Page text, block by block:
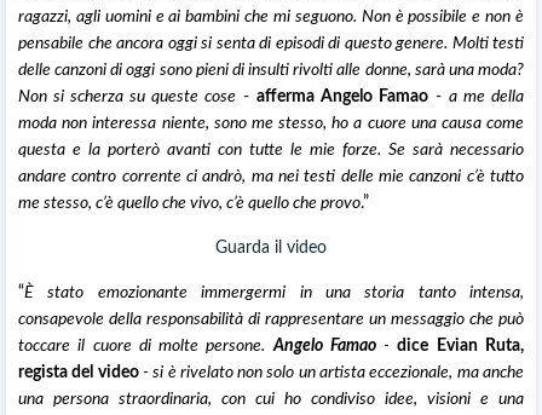
ragazzi, agli uomini e ai bambini che mi seguono. Non è possibile e non è
pensabile che ancora oggi si senta di episodi di questo genere. Molti testi
delle canzoni di oggi sono pieni di insulti rivolti alle donne, sarà una moda?
Non si scherza su queste cose - afferma Angelo Famao - a me della
moda non interessa niente, sono me stesso, ho a cuore una causa come
questa e la porterò avanti con tutte le mie forze. Se sarà necessario
andare contro corrente ci andrò, ma nei testi delle mie canzoni c’è tutto
me stesso, c’è quello che vivo, c’è quello che provo.”
Guarda il video
“È stato emozionante immergermi in una storia tanto intensa,
consapevole della responsabilità di rappresentare un messaggio che può
toccare il cuore di molte persone. Angelo Famao-dice Evian Ruta,
regista del video- si è rivelato non solo un artista eccezionale, ma anche
una persona straordinaria, con cui ho condiviso idee, visioni e una